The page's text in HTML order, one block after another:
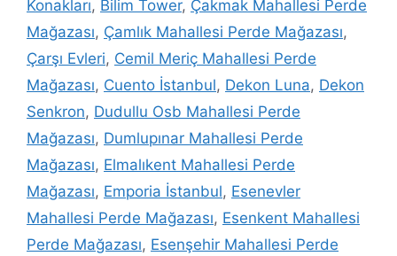
Konakları, Bilim Tower, Çakmak Mahallesi Perde
Mağazası, Çamlık Mahallesi Perde Mağazası,
Çarşı Evleri, Cemil Meriç Mahallesi Perde
Mağazası, Cuento İstanbul, Dekon Luna, Dekon
Senkron, Dudullu Osb Mahallesi Perde
Mağazası, Dumlupınar Mahallesi Perde
Mağazası, Elmalıkent Mahallesi Perde
Mağazası, Emporia İstanbul, Esenevler
Mahallesi Perde Mağazası, Esenkent Mahallesi
Perde Mağazası, Esenşehir Mahallesi Perde